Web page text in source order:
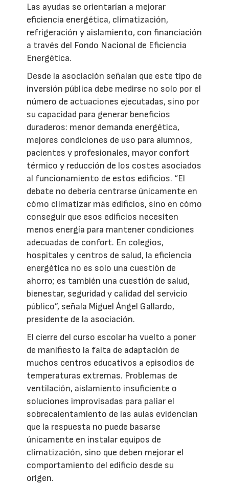
Las ayudas se orientarían a mejorar
eficiencia energética, climatización,
refrigeración y aislamiento, con financiación
a través del Fondo Nacional de Eficiencia
Energética.
Desde la asociación señalan que este tipo de
inversión pública debe medirse no solo por el
número de actuaciones ejecutadas, sino por
su capacidad para generar beneficios
duraderos: menor demanda energética,
mejores condiciones de uso para alumnos,
pacientes y profesionales, mayor confort
térmico y reducción de los costes asociados
al funcionamiento de estos edificios. “El
debate no debería centrarse únicamente en
cómo climatizar más edificios, sino en cómo
conseguir que esos edificios necesiten
menos energía para mantener condiciones
adecuadas de confort. En colegios,
hospitales y centros de salud, la eficiencia
energética no es solo una cuestión de
ahorro; es también una cuestión de salud,
bienestar, seguridad y calidad del servicio
público”, señala Miguel Ángel Gallardo,
presidente de la asociación.
El cierre del curso escolar ha vuelto a poner
de manifiesto la falta de adaptación de
muchos centros educativos a episodios de
temperaturas extremas. Problemas de
ventilación, aislamiento insuficiente o
soluciones improvisadas para paliar el
sobrecalentamiento de las aulas evidencian
que la respuesta no puede basarse
únicamente en instalar equipos de
climatización, sino que deben mejorar el
comportamiento del edificio desde su
origen.